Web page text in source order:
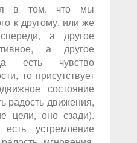
в том, что мы
к другому, или же
а другое
а другое
есть чувство
то присутствует
состояние
радость движения,
цели, оно сзади).
устремление